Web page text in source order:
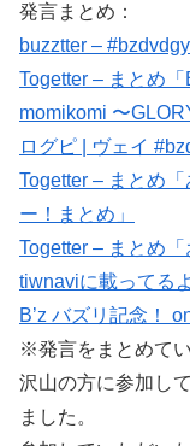
発言まとめ：
buzztter –
Togetter – まとめ
momikomi 〜
ログピ | ヴェイ
Togetter – まとめ
ー！まとめ」
Togetter – まとめ「
tiwnaviに載ってる
B’z バズリ記念！
※発言をまとめて
沢山の方に参加し
ました。